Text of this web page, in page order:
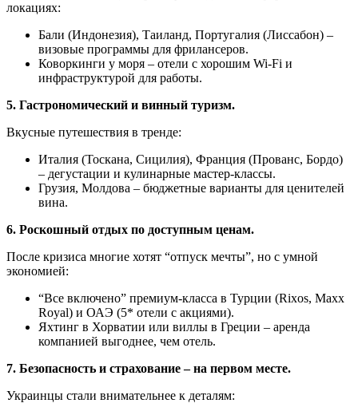
локациях:
Бали (Индонезия), Таиланд, Португалия (Лиссабон) –
визовые программы для фрилансеров.
Коворкинги у моря – отели с хорошим Wi-Fi и
инфраструктурой для работы.
5. Гастрономический и винный туризм.
Вкусные путешествия в тренде:
Италия (Тоскана, Сицилия), Франция (Прованс, Бордо)
– дегустации и кулинарные мастер-классы.
Грузия, Молдова – бюджетные варианты для ценителей
вина.
6. Роскошный отдых по доступным ценам.
После кризиса многие хотят “отпуск мечты”, но с умной
экономией:
“Все включено” премиум-класса в Турции (Rixos, Maxx
Royal) и ОАЭ (5* отели с акциями).
Яхтинг в Хорватии или виллы в Греции – аренда
компанией выгоднее, чем отель.
7. Безопасность и страхование – на первом месте.
Украинцы стали внимательнее к деталям: